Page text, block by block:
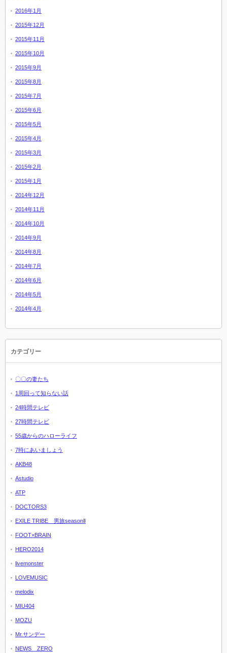
2016年1月
2015年12月
2015年11月
2015年10月
2015年9月
2015年8月
2015年7月
2015年6月
2015年5月
2015年4月
2015年3月
2015年2月
2015年1月
2014年12月
2014年11月
2014年10月
2014年9月
2014年8月
2014年7月
2014年6月
2014年5月
2014年4月
カテゴリー
〇〇の妻たち
1周回って知らない話
24時間テレビ
27時間テレビ
55歳からのハローライフ
7時にあいましょう
AKB48
Astudio
ATP
DOCTORS3
EXILE TRIBE 男旅seasonⅡ
FOOT×BRAIN
HERO2014
livemonster
LOVEMUSIC
melodix
MIU404
MOZU
Mr.サンデー
NEWS ZERO